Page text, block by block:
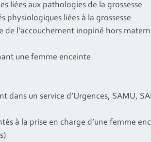
liées aux pathologies de la grossesse
physiologiques liées à la grossesse
de l'accouchement inopiné hors
une femme enceinte
dans un service d’Urgences, SAMU,
à la prise en charge d’une femme